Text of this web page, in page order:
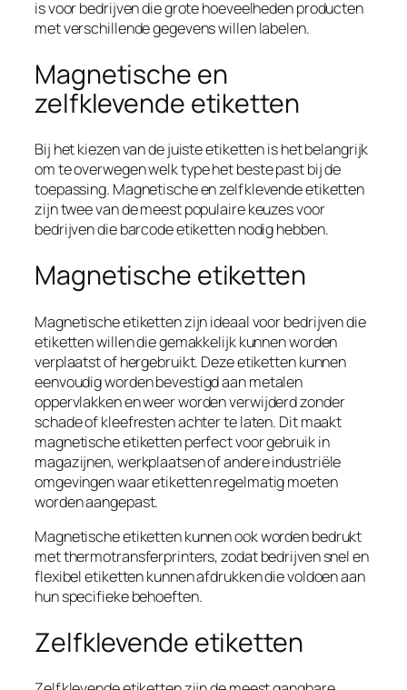
is voor bedrijven die grote hoeveelheden producten
met verschillende gegevens willen labelen.
Magnetische en
zelfklevende etiketten
Bij het kiezen van de juiste etiketten is het belangrijk
om te overwegen welk type het beste past bij de
toepassing. Magnetische en zelfklevende etiketten
zijn twee van de meest populaire keuzes voor
bedrijven die barcode etiketten nodig hebben.
Magnetische etiketten
Magnetische etiketten zijn ideaal voor bedrijven die
etiketten willen die gemakkelijk kunnen worden
verplaatst of hergebruikt. Deze etiketten kunnen
eenvoudig worden bevestigd aan metalen
oppervlakken en weer worden verwijderd zonder
schade of kleefresten achter te laten. Dit maakt
magnetische etiketten perfect voor gebruik in
magazijnen, werkplaatsen of andere industriële
omgevingen waar etiketten regelmatig moeten
worden aangepast.
Magnetische etiketten kunnen ook worden bedrukt
met thermotransferprinters, zodat bedrijven snel en
flexibel etiketten kunnen afdrukken die voldoen aan
hun specifieke behoeften.
Zelfklevende etiketten